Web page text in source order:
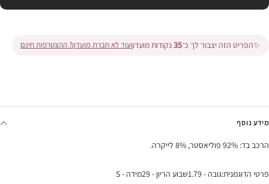
✨הפריט הזה יצבור לך כ־35נקודות מועדוןעוד לא חברת מועדון? ההצטרפות חינם
מידע נוסף
הרכב בד: 92% פוליאסטר, 8% לייקרה.
פרטי הדוגמנית:גובה - 1.79שבוע הריון - 29מידה - S